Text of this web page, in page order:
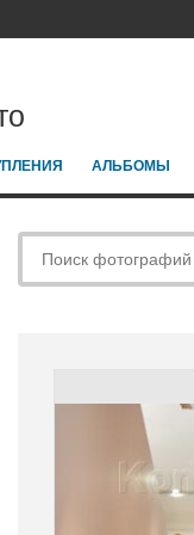
АЛЬБОМЫ